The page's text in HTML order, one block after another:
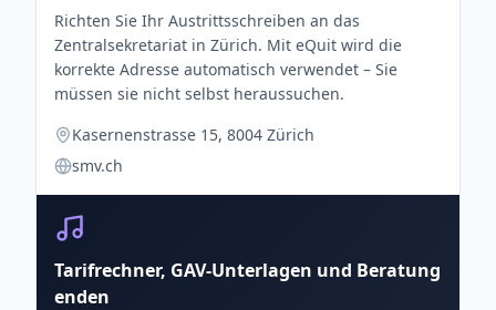
Richten Sie Ihr Austrittsschreiben an das
Zentralsekretariat in Zürich. Mit eQuit wird die
korrekte Adresse automatisch verwendet – Sie
müssen sie nicht selbst heraussuchen.
Kasernenstrasse 15, 8004 Zürich
smv.ch
Tarifrechner, GAV-Unterlagen und Beratung
enden